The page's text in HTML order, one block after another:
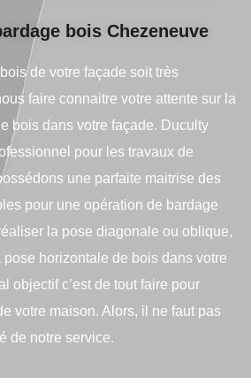
bois Chezeneuve
de votre façade soit très
faire connaitre votre attente sur la
bois dans votre façade. Duculty
pour les travaux de
une parfaite maitrise des
pour une opération de bardage
la pose diagonale ou oblique,
pose horizontale de bois dans votre
objectif c’est de tout faire pour
votre maison. Alors, il ne faut pas
de notre service.